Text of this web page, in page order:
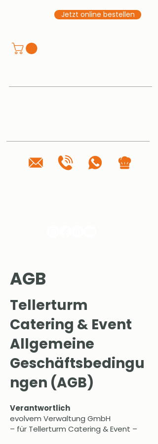
Jetzt online bestellen
AGB
Tellerturm
Catering & Event
Allgemeine
Geschäftsbedingu
ngen (AGB)
Verantwortlich
evolvem Verwaltung GmbH
– für Tellerturm Catering & Event –